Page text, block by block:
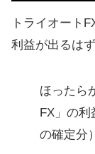
トライオート
利益が出るは
ほったら
FX」の利
の確定分）